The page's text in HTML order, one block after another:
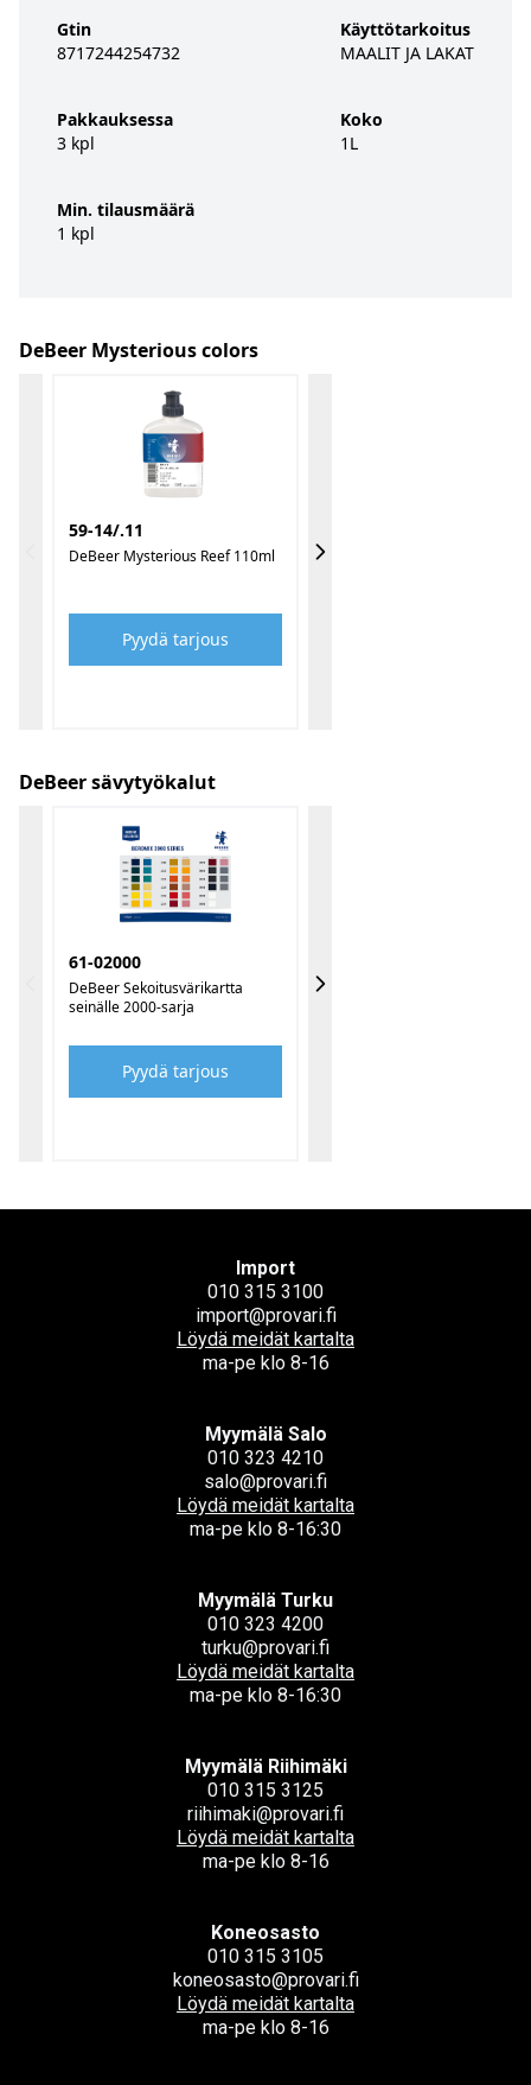
Gtin
8717244254732
Pakkauksessa
3 kpl
Min. tilausmäärä
1 kpl
Käyttötarkoitus
MAALIT JA LAKAT
Koko
1L
DeBeer Mysterious colors
59-14/.11
DeBeer Mysterious Reef 110ml
Pyydä tarjous
DeBeer sävytyökalut
61-02000
DeBeer Sekoitusvärikartta
seinälle 2000-sarja
Pyydä tarjous
Import
010 315 3100
import@provari.fi
Löydä meidät kartalta
ma-pe klo 8-16
Myymälä Salo
010 323 4210
salo@provari.fi
Löydä meidät kartalta
ma-pe klo 8-16:30
Myymälä Turku
010 323 4200
turku@provari.fi
Löydä meidät kartalta
ma-pe klo 8-16:30
Myymälä Riihimäki
010 315 3125
riihimaki@provari.fi
Löydä meidät kartalta
ma-pe klo 8-16
Koneosasto
010 315 3105
koneosasto@provari.fi
Löydä meidät kartalta
ma-pe klo 8-16